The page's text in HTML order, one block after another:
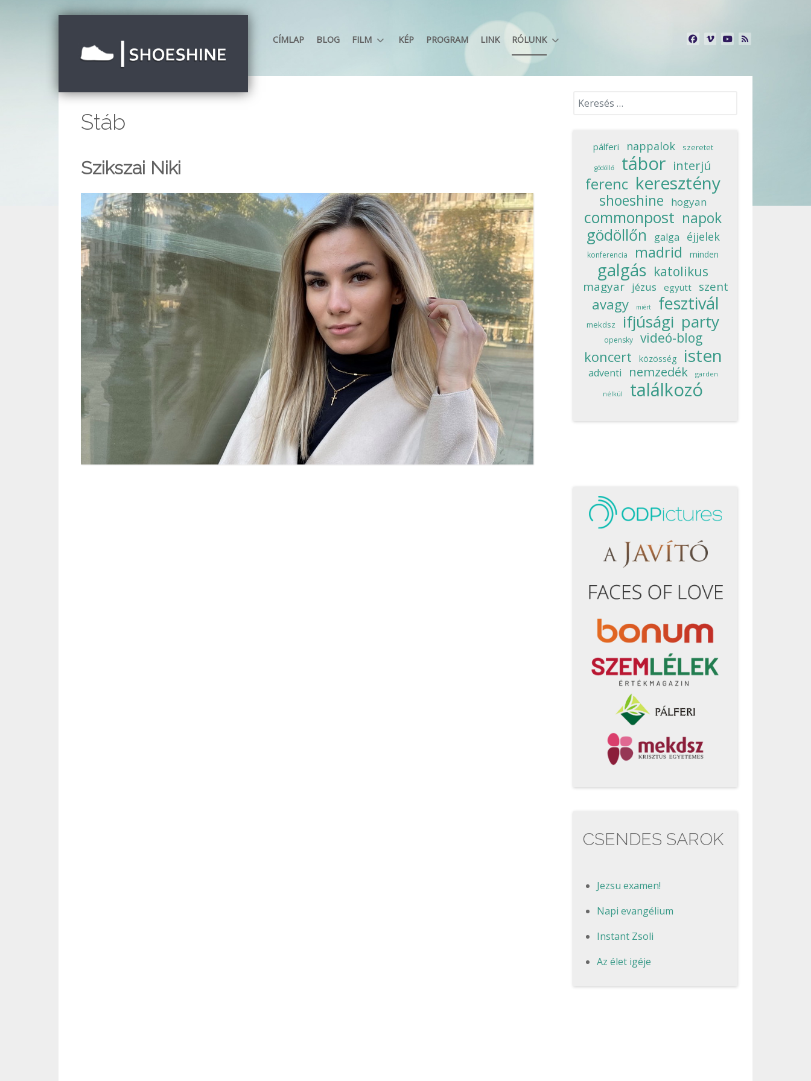
CÍMLAP BLOG FILM KÉP PROGRAM LINK RÓLUNK
Stáb
Szikszai Niki
Keresés...
pálferi nappalok szeretet
gödöllő tábor interjú
ferenc keresztény
shoeshine hogyan
commonpost napok
gödöllőn galga éjjelek
konferencia madrid minden
galgás katolikus
magyar jézus együtt szent
avagy miért fesztivál
mekdsz ifjúsági party
opensky videó-blog
koncert közösség isten
adventi nemzedék garden
nélkül találkozó
CSENDES SAROK
Jezsu examen!
Napi evangélium
Instant Zsoli
Az élet igéje